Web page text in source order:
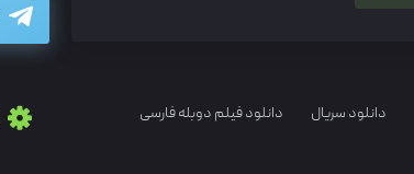
دانلود سریال دانلود فیلم دوبله فارسی